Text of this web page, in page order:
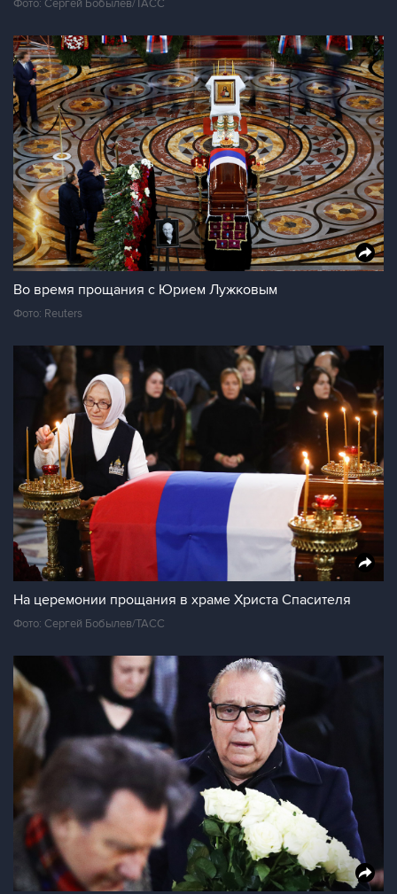
Фото: Сергей Бобылев/ТАСС
Во время прощания с Юрием Лужковым
Фото: Reuters
На церемонии прощания в храме Христа Спасителя
Фото: Сергей Бобылев/ТАСС